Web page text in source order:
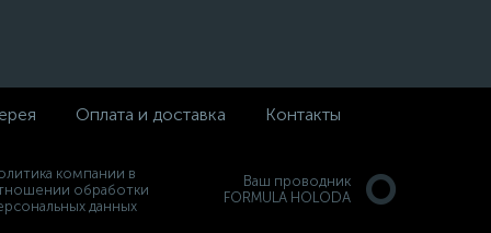
Оплата и доставка Контакты
компании в
обработки
данных
Ваш проводник
FORMULA HOLODA